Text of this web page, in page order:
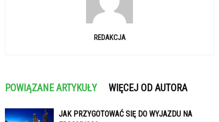
REDAKCJA
POWIĄZANE ARTYKUŁY WIĘCEJ OD AUTORA
JAK PRZYGOTOWAĆ SIĘ DO WYJAZDU NA